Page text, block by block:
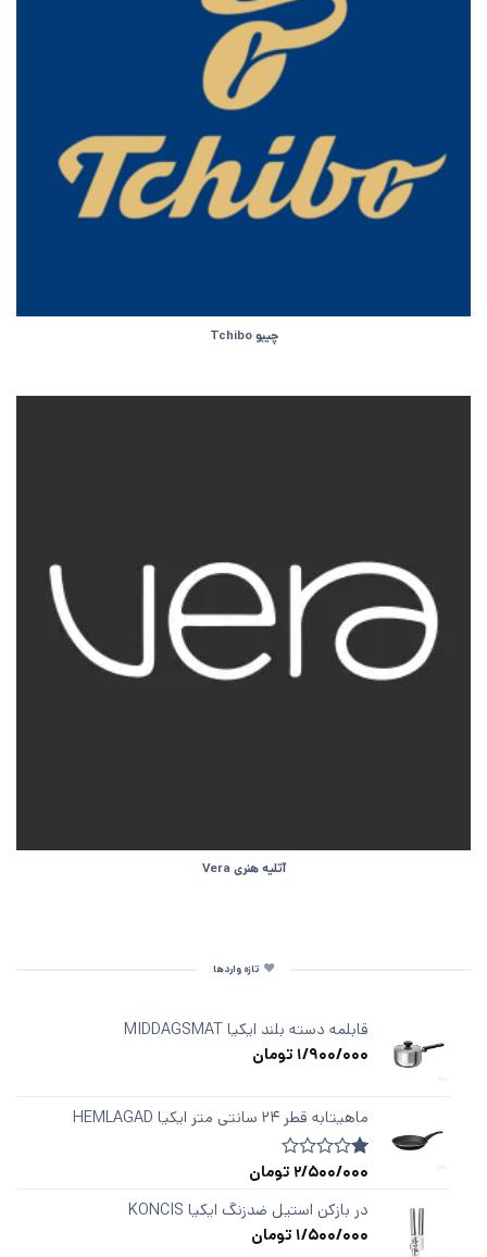
چیبو Tchibo
آتلیه هنری Vera
تازه واردها
قابلمه دسته‌ بلند ایکیا MIDDAGSMAT
1/900/000 تومان
ماهیتابه قطر ۲۴ سانتی متر ایکیا HEMLAGAD
امتیازدهی
از
در
1
2/500/000 تومان
در بازکن استیل ضدزنگ ایکیا KONCIS
1/500/000 تومان